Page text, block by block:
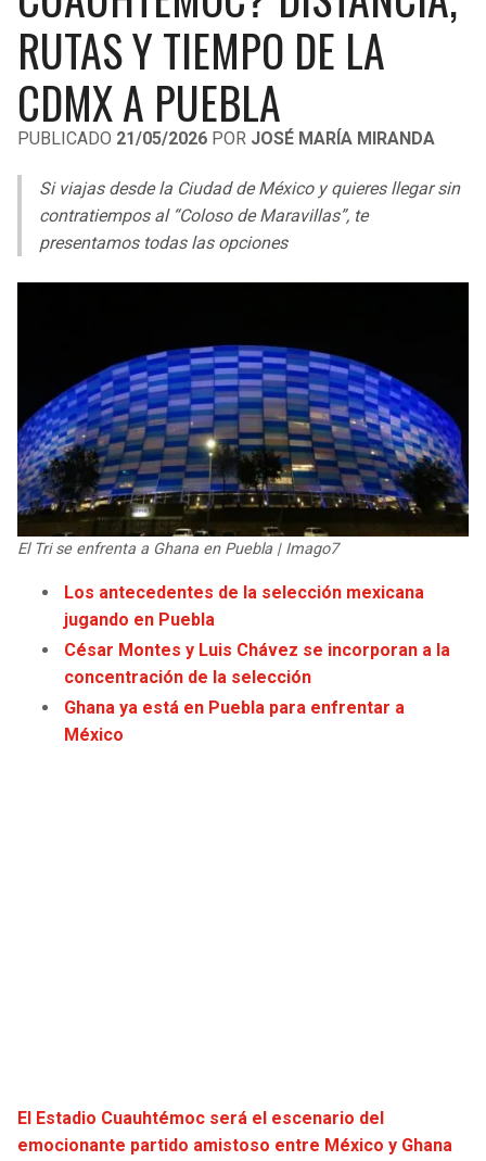
LIGA DE EXPANSIÓN MX
LEAGUES CUP
UEFA EUROPA LEAGUE
UEFA CONFERENCE LEAGUE
MLS
COPA SUDAMERICANA
LIGA BETPLAY
RAIDERS
CHARGERS
BENGALS
BROWNS
TEXANS
COLTS
JAGUARS
COWBOYS
GIANTS
EAGLES
LIONS
CAVALIERS
PISTONS
BUCKS
HAWKS
HEAT
MAGIC
WIZARDS
CLIPPERS
LAKERS
SUNS
NUGGETS
RUTAS Y TIEMPO DE LA
CDMX A PUEBLA
PUBLICADO 21/05/2026 POR JOSÉ MARÍA MIRANDA
Si viajas desde la Ciudad de México y quieres llegar sin
contratiempos al “Coloso de Maravillas”, te
presentamos todas las opciones
El Tri se enfrenta a Ghana en Puebla | Imago7
Los antecedentes de la selección mexicana
jugando en Puebla
César Montes y Luis Chávez se incorporan a la
concentración de la selección
Ghana ya está en Puebla para enfrentar a
México
El Estadio Cuauhtémoc será el escenario del
emocionante partido amistoso entre México y Ghana